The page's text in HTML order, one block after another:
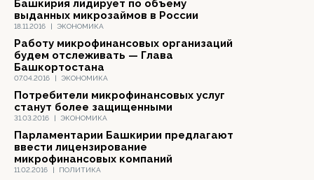
18.11.2016 | ЭКОНОМИКА
Башкирия лидирует по объему
выданных микрозаймов в России
07.04.2016 | ЭКОНОМИКА
Работу микрофинансовых организаций
будем отслеживать — Глава
Башкортостана
31.03.2016 | ЭКОНОМИКА
Потребители микрофинансовых услуг
станут более защищенными
11.02.2016 | ПОЛИТИКА
Парламентарии Башкирии предлагают
ввести лицензирование
микрофинансовых компаний